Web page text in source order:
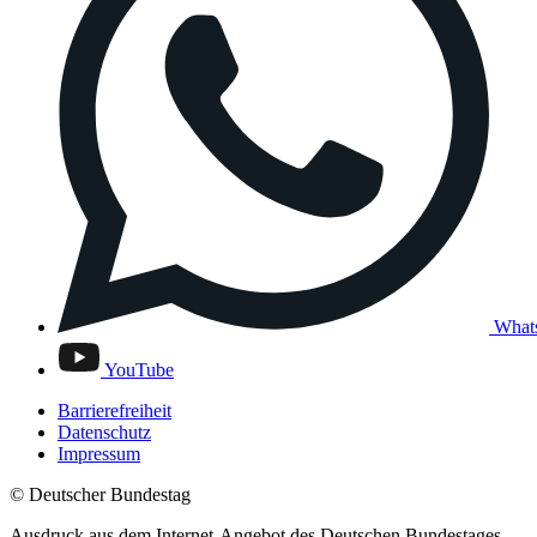
YouTube
Barrierefreiheit
Datenschutz
Impressum
© Deutscher Bundestag